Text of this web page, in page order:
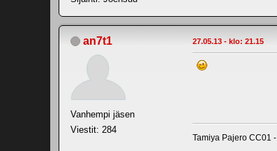
an7t1
Vanhempi jäsen
Viestit: 284
27.05.13 - klo: 21.15
Tamiya Pajero CC01